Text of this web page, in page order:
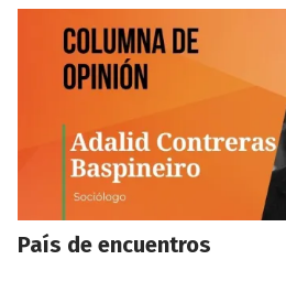
País de encuentros